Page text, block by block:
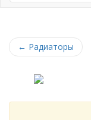
← Радиаторы